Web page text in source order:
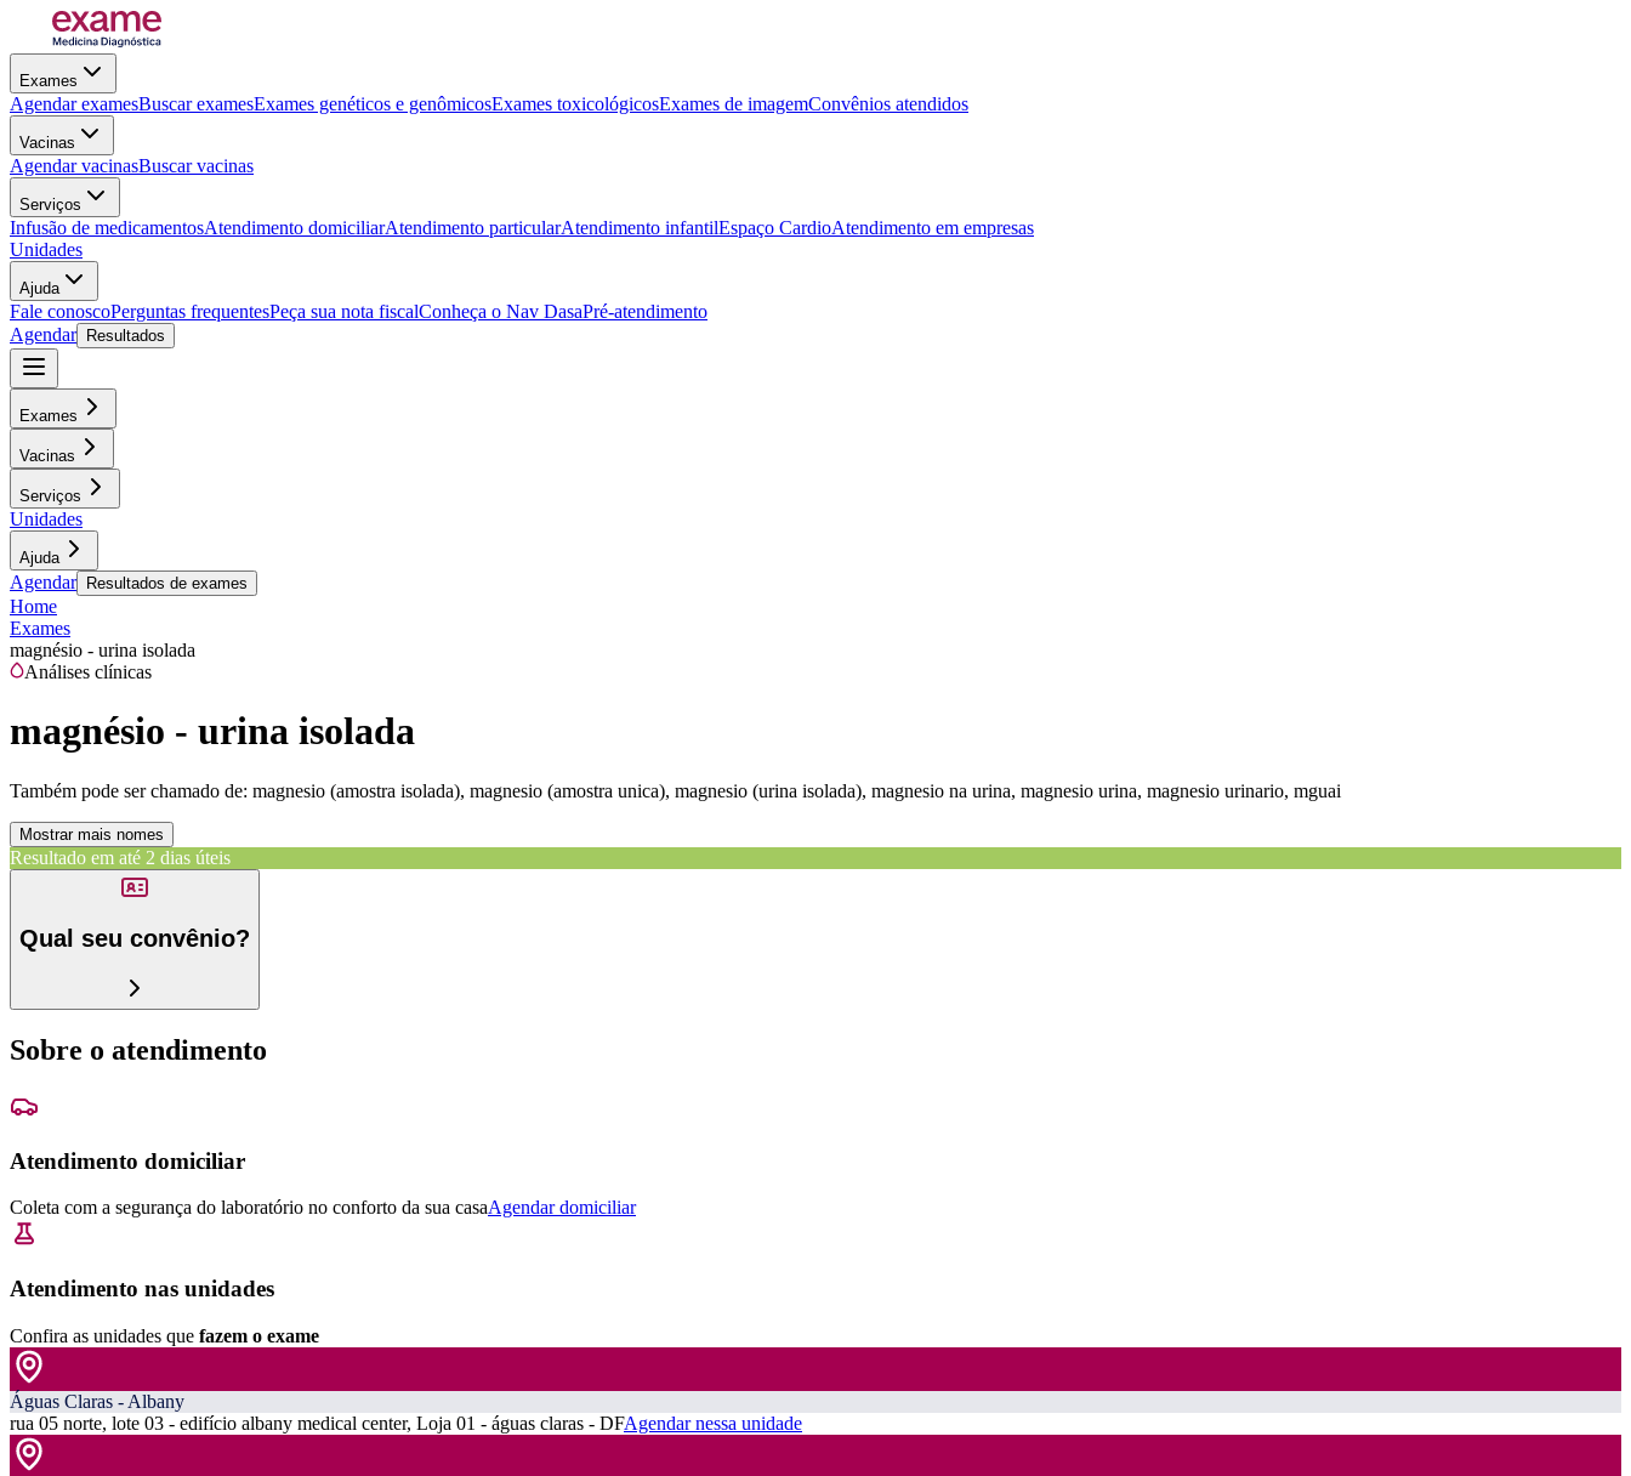
Exames
Agendar examesBuscar examesExames genéticos e genômicosExames toxicológicosExames de imagemConvênios atendidos
Vacinas
Agendar vacinasBuscar vacinas
Serviços
Infusão de medicamentosAtendimento domiciliarAtendimento particularAtendimento infantilEspaço CardioAtendimento em empresas
Unidades
Ajuda
Fale conoscoPerguntas frequentesPeça sua nota fiscalConheça o Nav DasaPré-atendimento
Agendar
Resultados
Exames
Vacinas
Serviços
Unidades
Ajuda
Agendar Resultados de exames
Home
Exames
magnésio - urina isolada
Análises clínicas
magnésio - urina isolada
Também pode ser chamado de: magnesio (amostra isolada), magnesio (amostra unica), magnesio (urina isolada), magnesio na urina, magnesio urina, magnesio urinario, mguai
Mostrar mais nomes
Resultado em até 2 dias úteis
Qual seu convênio?
Sobre o atendimento
Atendimento domiciliar
Coleta com a segurança do laboratório no conforto da sua casaAgendar domiciliar
Atendimento nas unidades
Confira as unidades que fazem o exame
Águas Claras - Albany
rua 05 norte, lote 03 - edifício albany medical center, Loja 01 - águas claras - DFAgendar nessa unidade